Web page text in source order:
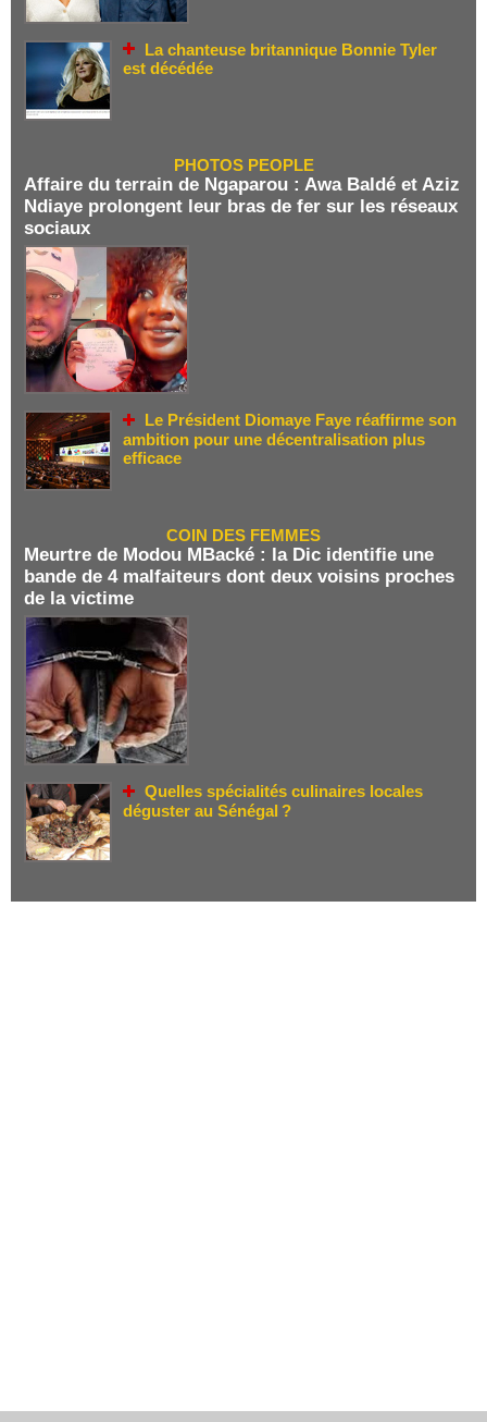
La chanteuse britannique Bonnie Tyler
est décédée
PHOTOS PEOPLE
Affaire du terrain de Ngaparou : Awa Baldé et Aziz
Ndiaye prolongent leur bras de fer sur les réseaux
sociaux
Le Président Diomaye Faye réaffirme son
ambition pour une décentralisation plus
efficace
COIN DES FEMMES
Meurtre de Modou MBacké : la Dic identifie une
bande de 4 malfaiteurs dont deux voisins proches
de la victime
Quelles spécialités culinaires locales
déguster au Sénégal ?